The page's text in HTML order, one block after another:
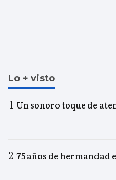
Lo + visto
Un sonoro toque de
75 años de hermandad